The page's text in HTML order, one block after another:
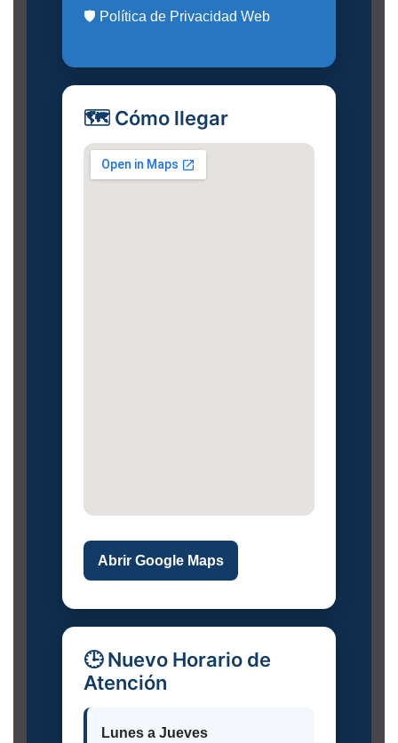
🛡️ Política de Privacidad Web
🗺️ Cómo llegar
Abrir Google Maps
🕒 Nuevo Horario de
Atención
Lunes a Jueves